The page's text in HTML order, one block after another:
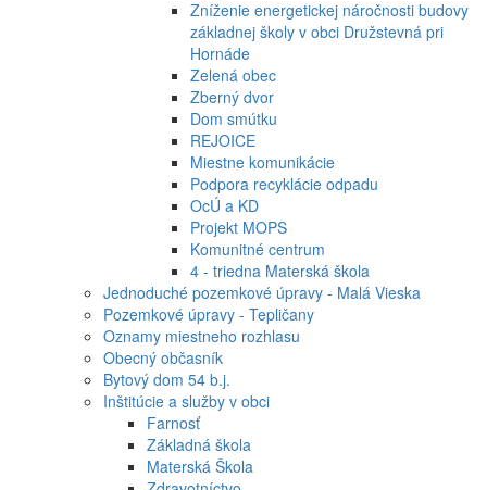
Zníženie energetickej náročnosti budovy
základnej školy v obci Družstevná pri
Hornáde
Zelená obec
Zberný dvor
Dom smútku
REJOICE
Miestne komunikácie
Podpora recyklácie odpadu
OcÚ a KD
Projekt MOPS
Komunitné centrum
4 - triedna Materská škola
Jednoduché pozemkové úpravy - Malá Vieska
Pozemkové úpravy - Tepličany
Oznamy miestneho rozhlasu
Obecný občasník
Bytový dom 54 b.j.
Inštitúcie a služby v obci
Farnosť
Základná škola
Materská Škola